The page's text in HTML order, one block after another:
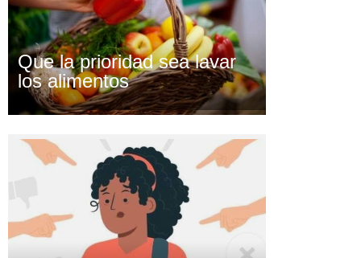
Que la prioridad sea lavar
los alimentos